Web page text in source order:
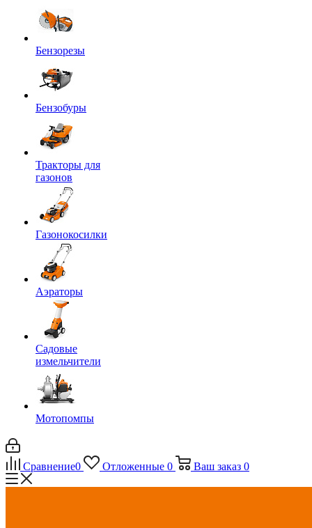
Бензорезы
Бензобуры
Тракторы для
газонов
Газонокосилки
Аэраторы
Садовые
измельчители
Мотопомпы
Сравнение0 Отложенные 0 Ваш заказ 0